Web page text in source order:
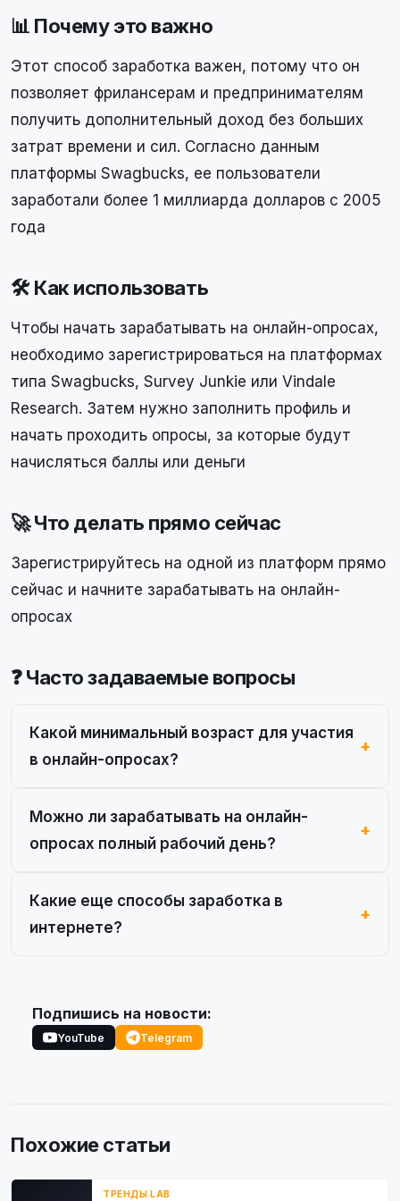
📊 Почему это важно
Этот способ заработка важен, потому что он
позволяет фрилансерам и предпринимателям
получить дополнительный доход без больших
затрат времени и сил. Согласно данным
платформы Swagbucks, ее пользователи
заработали более 1 миллиарда долларов с 2005
года
🛠 Как использовать
Чтобы начать зарабатывать на онлайн-опросах,
необходимо зарегистрироваться на платформах
типа Swagbucks, Survey Junkie или Vindale
Research. Затем нужно заполнить профиль и
начать проходить опросы, за которые будут
начисляться баллы или деньги
🚀 Что делать прямо сейчас
Зарегистрируйтесь на одной из платформ прямо
сейчас и начните зарабатывать на онлайн-
опросах
❓ Часто задаваемые вопросы
Какой минимальный возраст для участия
в онлайн-опросах?
Можно ли зарабатывать на онлайн-
опросах полный рабочий день?
Какие еще способы заработка в
интернете?
Подпишись на новости:
YouTube Telegram
Похожие статьи
ТРЕНДЫ LAB